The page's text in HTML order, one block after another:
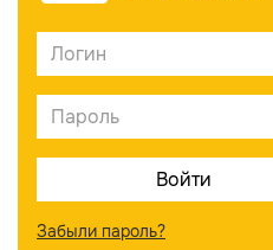
Забыли пароль?